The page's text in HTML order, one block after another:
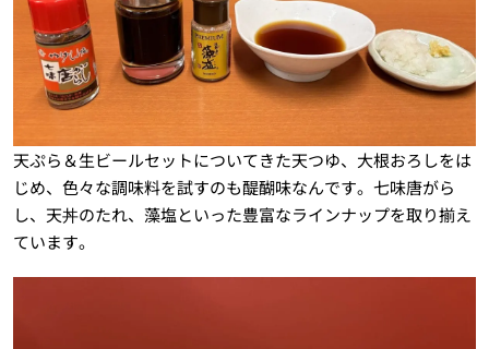
天ぷら＆生ビールセットについてきた天つゆ、大根おろしをは
じめ、色々な調味料を試すのも醍醐味なんです。七味唐がら
し、天丼のたれ、藻塩といった豊富なラインナップを取り揃え
ています。